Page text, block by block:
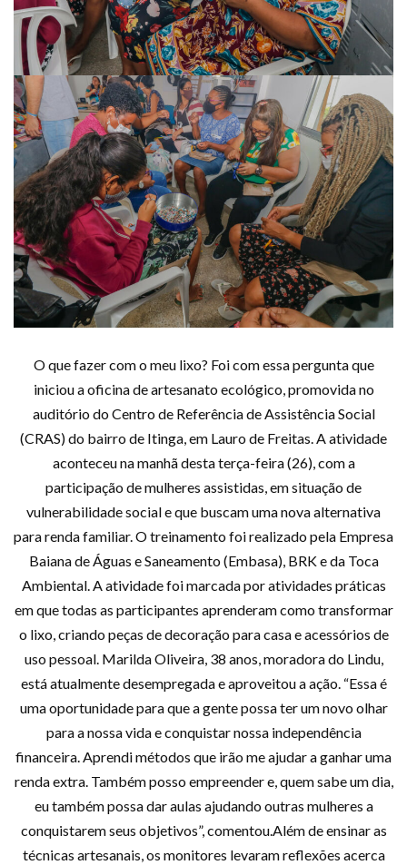
O que fazer com o meu lixo? Foi com essa pergunta que
iniciou a oficina de artesanato ecológico, promovida no
auditório do Centro de Referência de Assistência Social
(CRAS) do bairro de Itinga, em Lauro de Freitas. A atividade
aconteceu na manhã desta terça-feira (26), com a
participação de mulheres assistidas, em situação de
vulnerabilidade social e que buscam uma nova alternativa
para renda familiar. O treinamento foi realizado pela Empresa
Baiana de Águas e Saneamento (Embasa), BRK e da Toca
Ambiental. A atividade foi marcada por atividades práticas
em que todas as participantes aprenderam como transformar
o lixo, criando peças de decoração para casa e acessórios de
uso pessoal. Marilda Oliveira, 38 anos, moradora do Lindu,
está atualmente desempregada e aproveitou a ação. “Essa é
uma oportunidade para que a gente possa ter um novo olhar
para a nossa vida e conquistar nossa independência
financeira. Aprendi métodos que irão me ajudar a ganhar uma
renda extra. Também posso empreender e, quem sabe um dia,
eu também possa dar aulas ajudando outras mulheres a
conquistarem seus objetivos”, comentou.Além de ensinar as
técnicas artesanais, os monitores levaram reflexões acerca